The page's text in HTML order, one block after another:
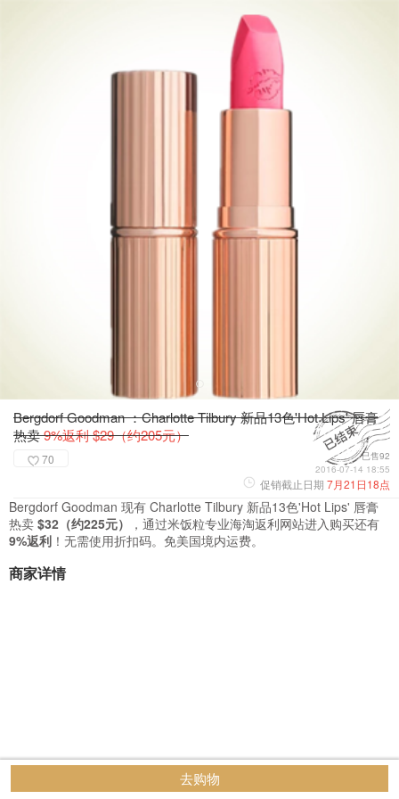
Bergdorf Goodman ：Charlotte Tilbury 新品13色'Hot Lips' 唇膏
热卖9%返利 $29（约205元）
70
已售92
2016-07-14 18:55
促销截止日期 7月21日18点
Bergdorf Goodman 现有 Charlotte Tilbury 新品13色'Hot Lips' 唇膏
热卖 $32（约225元）
，通过米饭粒专业海淘返利网站进入购买还有
9%返利 ！无需使用折扣码。免美国境内运费。
商家详情
去购物